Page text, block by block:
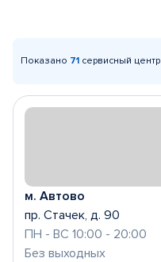
Показано 71 сервисный центр
м. Автово
пр. Стачек, д. 90
ПН - ВС 10:00 - 20:00
Без выходных